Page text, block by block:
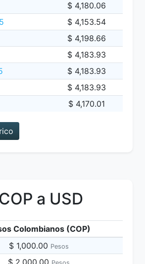
$ 4,180.06
$ 4,153.54
$ 4,198.66
$ 4,183.93
$ 4,183.93
$ 4,183.93
$ 4,170.01
a USD
Colombianos (COP)
$ 1,000.00 Pesos
$ 2,000.00